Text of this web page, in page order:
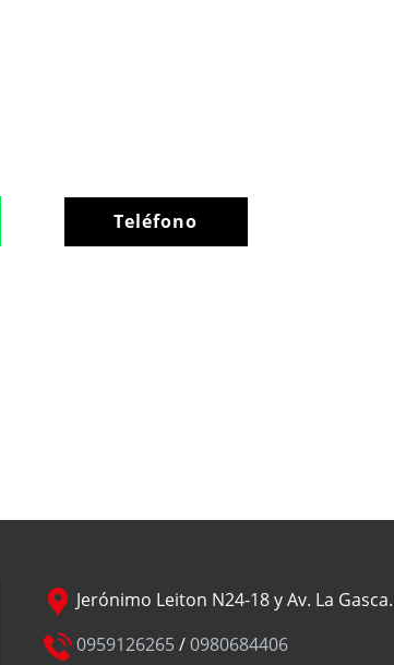
Teléfono
Jerónimo Leiton N24-18 y Av. La
0959126265/0980684406